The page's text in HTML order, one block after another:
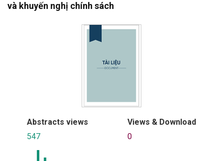
và khuyến nghị chính sách
Abstracts views
547
Views & Download
0